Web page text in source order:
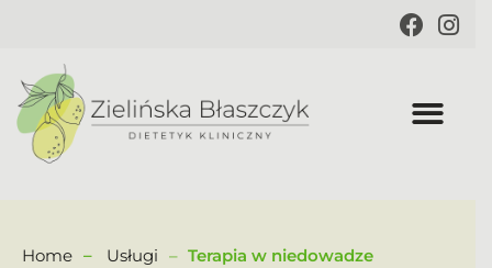
Home Usługi Terapia w niedowadze